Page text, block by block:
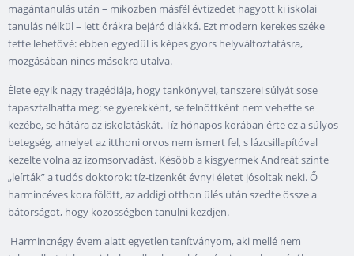
magántanulás után – miközben másfél évtizedet hagyott ki iskolai
tanulás nélkül – lett órákra bejáró diákká. Ezt modern kerekes széke
tette lehetővé: ebben egyedül is képes gyors helyváltoztatásra,
mozgásában nincs másokra utalva.
Élete egyik nagy tragédiája, hogy tankönyvei, tanszerei súlyát sose
tapasztalhatta meg: se gyerekként, se felnőttként nem vehette se
kezébe, se hátára az iskolatáskát. Tíz hónapos korában érte ez a súlyos
betegség, amelyet az itthoni orvos nem ismert fel, s lázcsillapítóval
kezelte volna az izomsorvadást. Később a kisgyermek Andreát szinte
„leírták” a tudós doktorok: tíz-tizenkét évnyi életet jósoltak neki. Ő
harmincéves kora fölött, az addigi otthon ülés után szedte össze a
bátorságot, hogy közösségben tanulni kezdjen.
Harmincnégy évem alatt egyetlen tanítványom, aki mellé nem